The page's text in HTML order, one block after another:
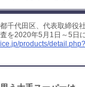
千代田区、代表取締
を2020年5月1日～5
products/